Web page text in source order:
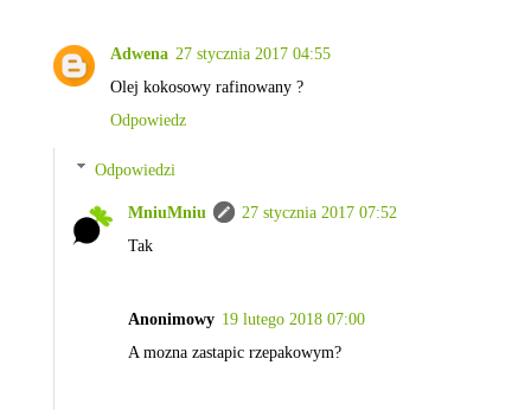
Adwena 27 stycznia 2017 04:55
Olej kokosowy rafinowany ?
Odpowiedz
Odpowiedzi
MniuMniu
27 stycznia 2017 07:52
Tak
Anonimowy 19 lutego 2018 07:00
A mozna zastapic rzepakowym?